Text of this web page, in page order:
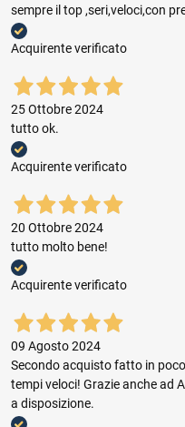
sempre il top ,seri,veloci,con
Acquirente verificato
25 Ottobre 2024
tutto ok.
Acquirente verificato
20 Ottobre 2024
tutto molto bene!
Acquirente verificato
09 Agosto 2024
Secondo acquisto fatto in
tempi veloci! Grazie anche ad
a disposizione.